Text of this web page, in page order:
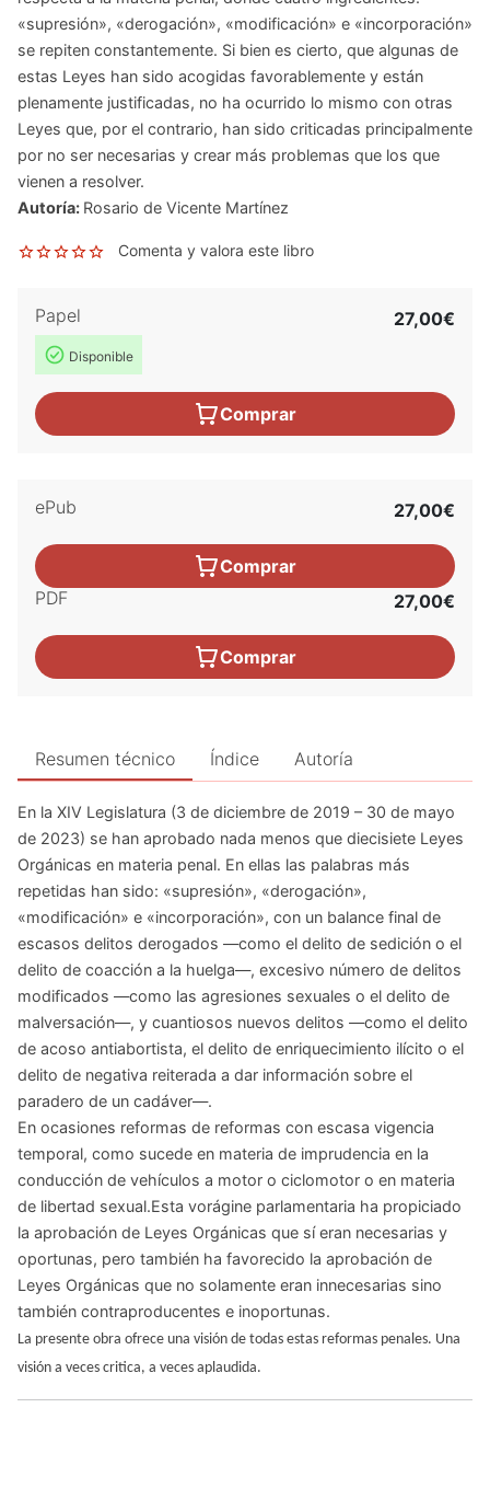
«supresión», «derogación», «modificación» e «incorporación»
se repiten constantemente. Si bien es cierto, que algunas de
estas Leyes han sido acogidas favorablemente y están
plenamente justificadas, no ha ocurrido lo mismo con otras
Leyes que, por el contrario, han sido criticadas principalmente
por no ser necesarias y crear más problemas que los que
vienen a resolver.
Autoría: Rosario de Vicente Martínez
Comenta y valora este libro
Papel
Disponible
27,00€
Comprar
ePub 27,00€
Comprar
PDF
27,00€
Comprar
Resumen técnico Índice Autoría
En la XIV Legislatura (3 de diciembre de 2019 – 30 de mayo
de 2023) se han aprobado nada menos que diecisiete Leyes
Orgánicas en materia penal. En ellas las palabras más
repetidas han sido: «supresión», «derogación»,
«modificación» e «incorporación», con un balance final de
escasos delitos derogados —como el delito de sedición o el
delito de coacción a la huelga—, excesivo número de delitos
modificados —como las agresiones sexuales o el delito de
malversación—, y cuantiosos nuevos delitos —como el delito
de acoso antiabortista, el delito de enriquecimiento ilícito o el
delito de negativa reiterada a dar información sobre el
paradero de un cadáver—.
En ocasiones reformas de reformas con escasa vigencia
temporal, como sucede en materia de imprudencia en la
conducción de vehículos a motor o ciclomotor o en materia
de libertad sexual.Esta vorágine parlamentaria ha propiciado
la aprobación de Leyes Orgánicas que sí eran necesarias y
oportunas, pero también ha favorecido la aprobación de
Leyes Orgánicas que no solamente eran innecesarias sino
también contraproducentes e inoportunas.
La presente obra ofrece una visión de todas estas reformas penales. Una
visión a veces critica, a veces aplaudida.